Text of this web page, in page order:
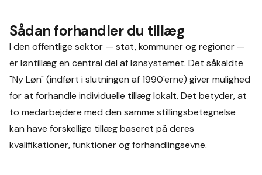
Sådan forhandler du tillæg
I den offentlige sektor — stat, kommuner og regioner —
er løntillæg en central del af lønsystemet. Det såkaldte
"Ny Løn" (indført i slutningen af 1990'erne) giver mulighed
for at forhandle individuelle tillæg lokalt. Det betyder, at
to medarbejdere med den samme stillingsbetegnelse
kan have forskellige tillæg baseret på deres
kvalifikationer, funktioner og forhandlingsevne.